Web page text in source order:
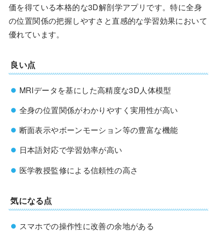
価を得ている本格的な3D解剖学アプリです。特に全身
の位置関係の把握しやすさと直感的な学習効果において
優れています。
良い点
MRIデータを基にした高精度な3D人体模型
全身の位置関係がわかりやすく実用性が高い
断面表示やボーンモーション等の豊富な機能
日本語対応で学習効率が高い
医学教授監修による信頼性の高さ
気になる点
スマホでの操作性に改善の余地がある